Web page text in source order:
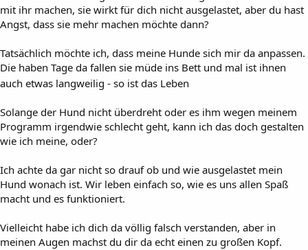
mit ihr machen, sie wirkt für dich nicht ausgelastet, aber du hast
Angst, dass sie mehr machen möchte dann?
Tatsächlich möchte ich, dass meine Hunde sich mir da anpassen.
Die haben Tage da fallen sie müde ins Bett und mal ist ihnen
auch etwas langweilig - so ist das Leben
Solange der Hund nicht überdreht oder es ihm wegen meinem
Programm irgendwie schlecht geht, kann ich das doch gestalten
wie ich meine, oder?
Ich achte da gar nicht so drauf ob und wie ausgelastet mein
Hund wonach ist. Wir leben einfach so, wie es uns allen Spaß
macht und es funktioniert.
Vielleicht habe ich dich da völlig falsch verstanden, aber in
meinen Augen machst du dir da echt einen zu großen Kopf.